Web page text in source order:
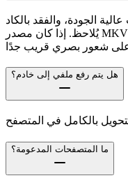
الجودة، والفقد بالكاد
يُلاحظ. إذا كان مصدر MKV عالي الدقة، فإن مخرج M4A سيحافظ
هل يتم رفع ملفي إلى خادم؟
ما المتصفحات المدعومة؟